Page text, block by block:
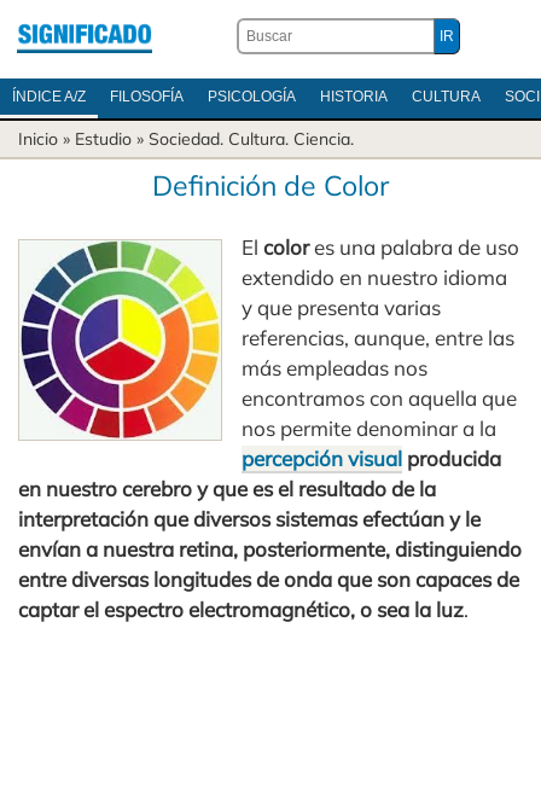
ÍNDICE A/Z FILOSOFÍA PSICOLOGÍA HISTORIA CULTURA
Inicio » Estudio » Sociedad. Cultura. Ciencia.
Definición de Color
Elcolores una palabra de uso
extendido en nuestro idioma
y que presenta varias
referencias, aunque, entre las
más empleadas nos
encontramos con aquella que
nos permite denominar a la
percepción visual producida
en nuestro cerebro y que es el resultado de la
interpretación que diversos sistemas efectúan y le
envían a nuestra retina, posteriormente, distinguiendo
entre diversas longitudes de onda que son capaces de
captar el espectro electromagnético, o sea la luz.